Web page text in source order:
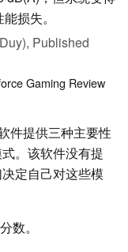
损失。
Published
Gaming Review
件提供三种主要性
。该软件没有提
定自己对这些模
数。